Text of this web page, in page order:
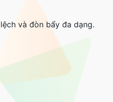
và đòn bẩy đa dạng.